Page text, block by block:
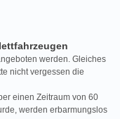
werden. Gleiches
nicht vergessen die
einen Zeitraum von 60
werden erbarmungslos